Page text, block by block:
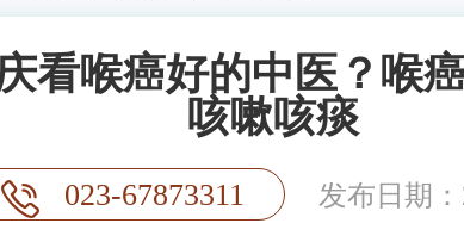
看喉癌好的中医？喉
咳嗽咳痰
023-67873311 发布日期：